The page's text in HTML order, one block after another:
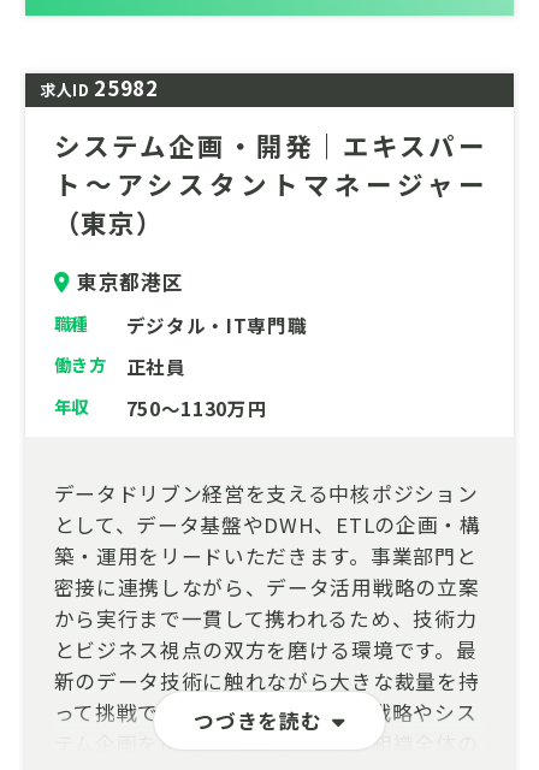
求人ID 25982
システム企画・開発｜エキスパー
ト～アシスタントマネージャー
（東京）
東京都港区
職種 デジタル・IT専門職
働き方 正社員
年収 750～1130万円
つづきを読む
データドリブン経営を支える中核ポジション
として、データ基盤やDWH、ETLの企画・構
築・運用をリードいただきます。事業部門と
密接に連携しながら、データ活用戦略の立案
から実行まで一貫して携われるため、技術力
とビジネス視点の双方を磨ける環境です。最
新のデータ技術に触れながら大きな裁量を持
って挑戦でき、将来的にはデータ戦略やシス
テム企画を担う管理職、さらには組織全体の